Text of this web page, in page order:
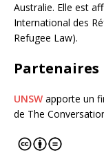
Australie. Elle est
International des
Refugee Law).
Partenaires
UNSW apporte un
de The